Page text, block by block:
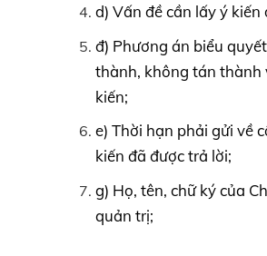
d) Vấn đề cần lấy ý kiến
đ) Phương án biểu
thành, không tán thành
kiến;
e) Thời hạn phải gửi về
kiến đã được trả lời;
g) Họ, tên, chữ ký của
quản trị;